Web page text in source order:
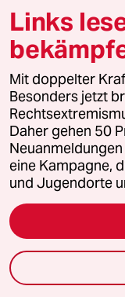
7G
Das
ein
sollte
er
es
Links
Mit doppelter
Besonders jetzt
Daher gehen 50
eine Kampagne,
und Jugendorte